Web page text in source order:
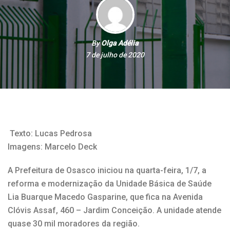
ByOlga Adélia
7 de julho de 2020
Texto: Lucas Pedrosa
Imagens: Marcelo Deck
A Prefeitura de Osasco iniciou na quarta-feira, 1/7, a
reforma e modernização da Unidade Básica de Saúde
Lia Buarque Macedo Gasparine, que fica na Avenida
Clóvis Assaf, 460 – Jardim Conceição. A unidade atende
quase 30 mil moradores da região.